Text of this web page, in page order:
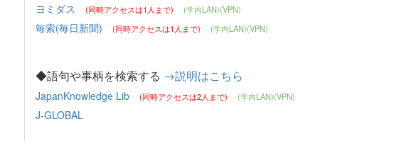
ヨミダス (同時アクセスは1人まで) (学内LAN)(VPN)
毎索(毎日新聞) (同時アクセスは1人まで) (学内LAN)(VPN)
◆語句や事柄を検索する →説明はこちら
JapanKnowledge Lib (同時アクセスは2人まで) (学内LAN)(VPN)
J-GLOBAL